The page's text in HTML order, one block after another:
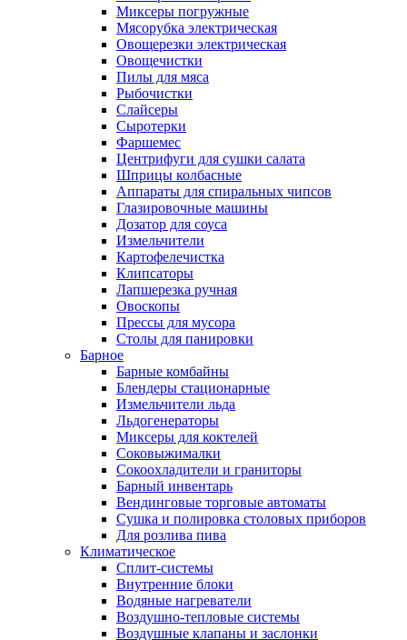
Миксеры погружные
Мясорубка электрическая
Овощерезки электрическая
Овощечистки
Пилы для мяса
Рыбочистки
Слайсеры
Сыротерки
Фаршемес
Центрифуги для сушки салата
Шприцы колбасные
Аппараты для спиральных чипсов
Глазировочные машины
Дозатор для соуса
Измельчители
Картофелечистка
Клипсаторы
Лапшерезка ручная
Овоскопы
Прессы для мусора
Столы для панировки
Барное
Барные комбайны
Блендеры стационарные
Измельчители льда
Льдогенераторы
Миксеры для коктелей
Соковыжималки
Сокоохладители и граниторы
Барный инвентарь
Вендинговые торговые автоматы
Сушка и полировка столовых приборов
Для розлива пива
Климатическое
Сплит-системы
Внутренние блоки
Водяные нагреватели
Воздушно-тепловые системы
Воздушные клапаны и заслонки